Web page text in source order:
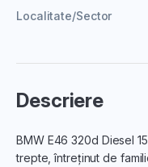
Localitate/Sector
Descriere
BMW E46 320d Diesel
trepte, întreținut de